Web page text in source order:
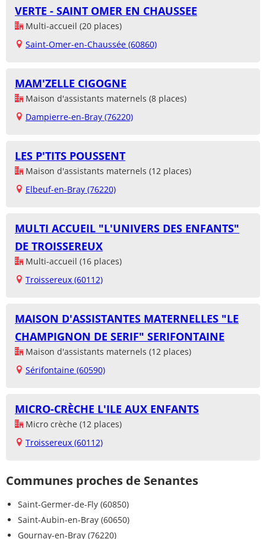
VERTE - SAINT OMER EN CHAUSSEE
Multi-accueil (20 places)
Saint-Omer-en-Chaussée (60860)
MAM'ZELLE CIGOGNE
Maison d'assistants maternels (8 places)
Dampierre-en-Bray (76220)
LES P'TITS POUSSENT
Maison d'assistants maternels (12 places)
Elbeuf-en-Bray (76220)
MULTI ACCUEIL "L'UNIVERS DES ENFANTS"
DE TROISSEREUX
Multi-accueil (16 places)
Troissereux (60112)
MAISON D'ASSISTANTES MATERNELLES "LE
CHAMPIGNON DE SERIF" SERIFONTAINE
Maison d'assistants maternels (12 places)
Sérifontaine (60590)
MICRO-CRÈCHE L'ILE AUX ENFANTS
Micro crèche (12 places)
Troissereux (60112)
Communes proches de Senantes
Saint-Germer-de-Fly (60850)
Saint-Aubin-en-Bray (60650)
Gournay-en-Bray (76220)